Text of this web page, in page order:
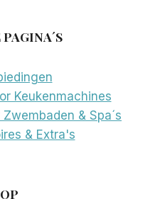
Keukenmachines
& Spa´s
& Extra's